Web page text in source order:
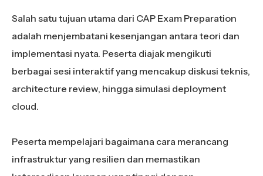
Salah satu tujuan utama dari CAP Exam Preparation
adalah menjembatani kesenjangan antara teori dan
implementasi nyata. Peserta diajak mengikuti
berbagai sesi interaktif yang mencakup diskusi teknis,
architecture review, hingga simulasi deployment
cloud.
Peserta mempelajari bagaimana cara merancang
infrastruktur yang resilien dan memastikan